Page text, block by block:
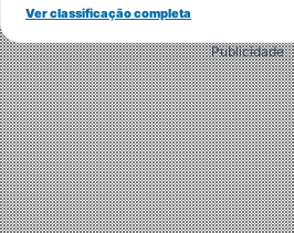
Ver classificação completa
Publicidade